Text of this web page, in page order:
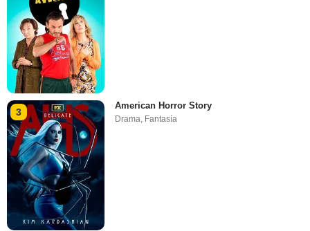
3
American Horror Story
Drama Fantasía